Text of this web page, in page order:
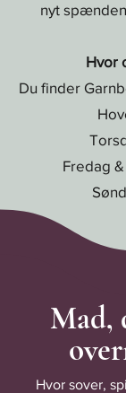
nyt
Hvor
Du finder
Fredag
Mad,
Hvor sover,